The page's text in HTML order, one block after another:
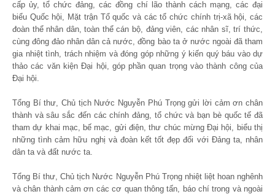
cấp ủy, tổ chức đảng, các đồng chí lão thành cách mạng, các đại
biểu Quốc hội, Mặt trận Tổ quốc và các tổ chức chính trị-xã hội, các
đoàn thể nhân dân, toàn thể cán bộ, đảng viên, các nhân sĩ, trí thức,
cùng đông đảo nhân dân cả nước, đồng bào ta ở nước ngoài đã tham
gia nhiệt tình, trách nhiệm và đóng góp những ý kiến quý báu vào dự
thảo các văn kiện Đại hội, góp phần quan trọng vào thành công của
Đại hội.
Tổng Bí thư, Chủ tịch Nước Nguyễn Phú Trọng gửi lời cảm ơn chân
thành và sâu sắc đến các chính đảng, tổ chức và bạn bè quốc tế đã
tham dự khai mạc, bế mạc, gửi điện, thư chúc mừng Đại hội, biểu thị
những tình cảm hữu nghị và đoàn kết tốt đẹp đối với Đảng ta, nhân
dân ta và đất nước ta.
Tổng Bí thư, Chủ tịch Nước Nguyễn Phú Trọng nhiệt liệt hoan nghênh
và chân thành cảm ơn các cơ quan thông tấn, báo chí trong và ngoài